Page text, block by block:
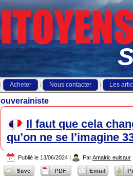
Acheter Nous contacter Les
ouverainiste
Il faut que cela
qu’on ne se l’imagine
Publié le 13/06/2024 | ParAmalric eulsaur